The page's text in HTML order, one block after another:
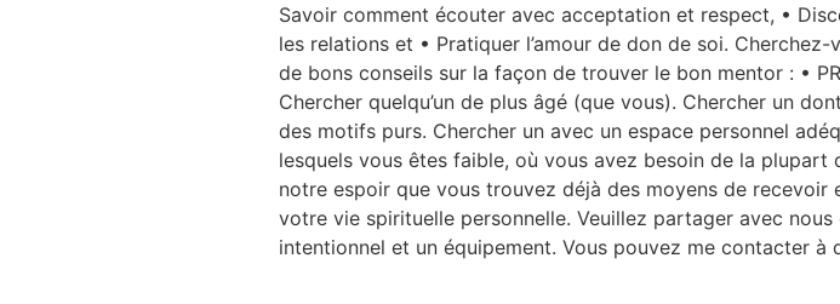
Savoir comment écouter avec acceptation et respect, •
les relations et • Pratiquer l’amour de don de soi.
de bons conseils sur la façon de trouver le bon mentor : •
Chercher quelqu’un de plus âgé (que vous). Chercher un
des motifs purs. Chercher un avec un espace personnel
lesquels vous êtes faible, où vous avez besoin de la plupart
notre espoir que vous trouvez déjà des moyens de
votre vie spirituelle personnelle. Veuillez partager avec
intentionnel et un équipement. Vous pouvez me contacter à